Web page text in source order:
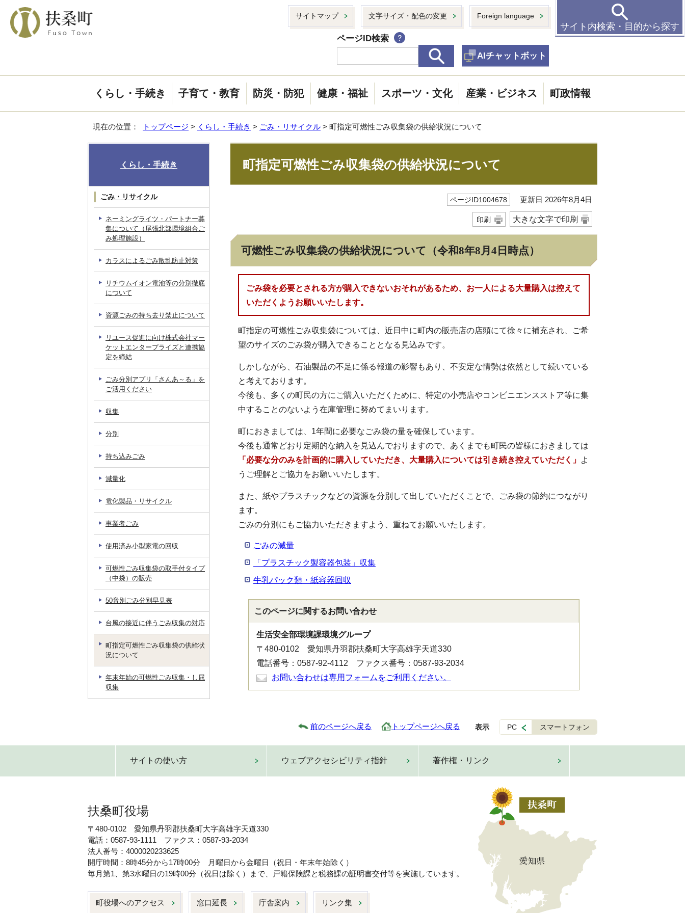
サイトマップ 文字サイズ・配色の変更 Foreign language
ページID検索
AIチャットボット
サイト内検索・目的から探す
くらし・手続き 子育て・教育 防災・防犯 健康・福祉 スポーツ・文化 産業・ビジネス 町政情報
現在の位置： トップページ > くらし・手続き > ごみ・リサイクル > 町指定可燃性ごみ収集袋の供給状況について
町指定可燃性ごみ収集袋の供給状況について
ページID1004678 更新日 2026年8月4日
印刷 大きな文字で印刷
可燃性ごみ収集袋の供給状況について（令和8年8月4日時点）
ごみ袋を必要とされる方が購入できないおそれがあるため、お一人による大量購入は控えて
いただくようお願いいたします。
町指定の可燃性ごみ収集袋については、近日中に町内の販売店の店頭にて徐々に補充され、ご希
望のサイズのごみ袋が購入できることとなる見込みです。
しかしながら、石油製品の不足に係る報道の影響もあり、不安定な情勢は依然として続いている
と考えております。
今後も、多くの町民の方にご購入いただくために、特定の小売店やコンビニエンスストア等に集
中することのないよう在庫管理に努めてまいります。
町におきましては、1年間に必要なごみ袋の量を確保しています。
今後も通常どおり定期的な納入を見込んでおりますので、あくまでも町民の皆様におきましては
「必要な分のみを計画的に購入していただき、大量購入については引き続き控えていただく」 よ
うご理解とご協力をお願いいたします。
また、紙やプラスチックなどの資源を分別して出していただくことで、ごみ袋の節約につながり
ます。
ごみの分別にもご協力いただきますよう、重ねてお願いいたします。
ごみの減量
「プラスチック製容器包装」収集
牛乳パック類・紙容器回収
このページに関するお問い合わせ
生活安全部環境課環境グループ
〒480-0102 愛知県丹羽郡扶桑町大字高雄字天道330
電話番号：0587-92-4112 ファクス番号：0587-93-2034
お問い合わせは専用フォームをご利用ください。
くらし・手続き
ごみ・リサイクル
ネーミングライツ・パートナー募
集について（尾張北部環境組合ご
み処理施設）
カラスによるごみ散乱防止対策
リチウムイオン電池等の分別徹底
について
資源ごみの持ち去り禁止について
リユース促進に向け株式会社マー
ケットエンタープライズと連携協
定を締結
ごみ分別アプリ「さんあ～る」を
ご活用ください
収集
分別
持ち込みごみ
減量化
電化製品・リサイクル
事業者ごみ
使用済み小型家電の回収
可燃性ごみ収集袋の取手付タイプ
（中袋）の販売
50音別ごみ分別早見表
台風の接近に伴うごみ収集の対応
町指定可燃性ごみ収集袋の供給状
況について
年末年始の可燃性ごみ収集・し尿
収集
前のページへ戻る トップページへ戻る 表示 PC スマートフォン
サイトの使い方 ウェブアクセシビリティ指針 著作権・リンク
扶桑町役場
〒480-0102 愛知県丹羽郡扶桑町大字高雄字天道330
電話：0587-93-1111 ファクス：0587-93-2034
法人番号：4000020233625
開庁時間：8時45分から17時00分 月曜日から金曜日（祝日・年末年始除く）
毎月第1、第3水曜日の19時00分（祝日は除く）まで、戸籍保険課と税務課の証明書交付等を実施しています。
町役場へのアクセス 窓口延長 庁舎案内 リンク集